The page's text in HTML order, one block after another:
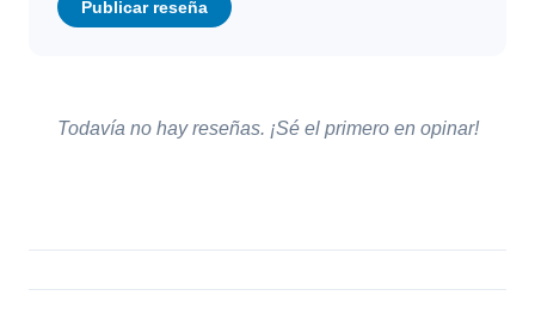
Publicar reseña
Todavía no hay reseñas. ¡Sé el primero en opinar!